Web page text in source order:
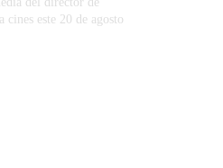
cines este 20 de agosto